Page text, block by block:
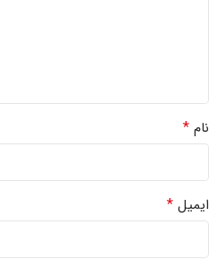
نام *
ایمیل *